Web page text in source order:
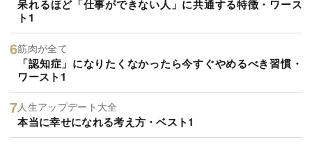
呆れるほど「仕事ができない人」に共通する特徴・ワース
ト1
筋肉が全て
「認知症」になりたくなかったら今すぐやめるべき習慣・
ワースト1
人生アップデート大全
本当に幸せになれる考え方・ベスト1